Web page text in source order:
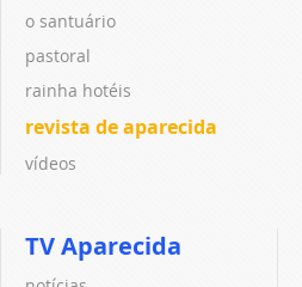
o santuário
pastoral
rainha hotéis
revista de aparecida
vídeos
TV Aparecida